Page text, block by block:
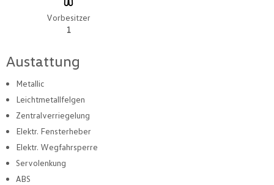
Vorbesitzer
1
Austattung
Metallic
Leichtmetallfelgen
Zentralverriegelung
Elektr. Fensterheber
Elektr. Wegfahrsperre
Servolenkung
ABS